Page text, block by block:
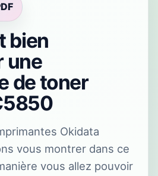
bien
une
de toner
Okidata
vous montrer dans ce
vous allez pouvoir